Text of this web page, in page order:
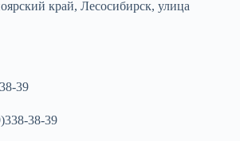
край, Лесосибирск, улица
39
38-39